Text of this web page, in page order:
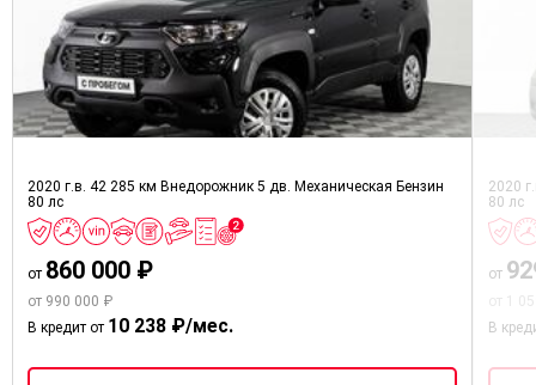
2020 г.в. 42 285 км Внедорожник 5 дв. Механическая Бензин
80 лс
от 860 000 ₽
от 990 000 ₽
В кредит от 10 238 ₽/мес.
2020
80 лс
от
В